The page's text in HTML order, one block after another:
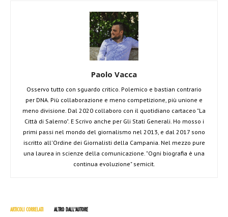
Paolo Vacca
Osservo tutto con sguardo critico. Polemico e bastian contrario
per DNA. Più collaborazione e meno competizione, più unione e
meno divisione. Dal 2020 collaboro con il quotidiano cartaceo "La
Città di Salerno". E Scrivo anche per Gli Stati Generali. Ho mosso i
primi passi nel mondo del giornalismo nel 2013, e dal 2017 sono
iscritto all'Ordine dei Giornalisti della Campania. Nel mezzo pure
una laurea in scienze della comunicazione. "Ogni biografia è una
continua evoluzione" semicit.
ARTICOLI CORRELATI ALTRO DALL'AUTORE